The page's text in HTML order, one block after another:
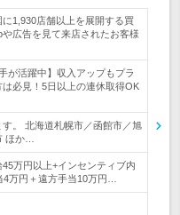
に1,930店舗以上を展開する買
広告を見て来店されたお客様
が活躍中】収入アップもプラ
必見！5日以上の連休取得OK
。 北海道札幌市／函館市／旭
ほか…
万円以上+インセンティブ内
万円＋遠方手当10万円…